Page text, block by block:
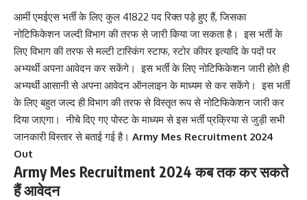
आर्मी एमईएस भर्ती के लिए कुल 41822 पद रिक्त पड़े हुए हैं, जिसका
नोटिफिकेशन जल्दी विभाग की तरफ से जारी किया जा सकता है। इस भर्ती के
लिए विभाग की तरफ से मल्टी टास्किंग स्टाफ, स्टोर कीपर इत्यादि के पदों पर
अभ्यर्थी अपना आवेदन कर सकेंगे। इस भर्ती के लिए नोटिफिकेशन जारी होते ही
अभ्यर्थी आसानी से अपना आवेदन ऑनलाइन के माध्यम से कर सकेंगे। इस भर्ती
के लिए बहुत जल्द ही विभाग की तरफ से विस्तृत रूप से नोटिफिकेशन जारी कर
दिया जाएगा। नीचे दिए गए पोस्ट के माध्यम से इस भर्ती प्रक्रिया से जुड़ी सभी
जानकारी विस्तार से बताई गई है। Army Mes Recruitment 2024
Out
Army Mes Recruitment 2024 कब तक कर सकते
हैं आवेदन